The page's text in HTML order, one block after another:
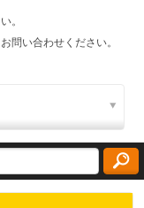
。
問い合わせください。